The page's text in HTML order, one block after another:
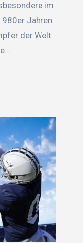
im
Jahren
der Welt